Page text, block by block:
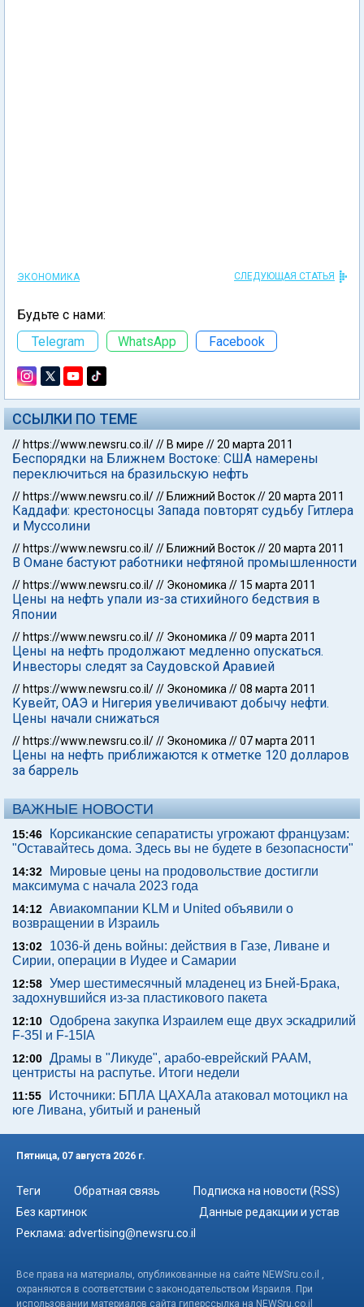
ЭКОНОМИКА СЛЕДУЮЩАЯ СТАТЬЯ
Будьте с нами:
Telegram
WhatsApp Facebook
ССЫЛКИ ПО ТЕМЕ
// https://www.newsru.co.il/// В мире //20 марта 2011
Беспорядки на Ближнем Востоке: США намерены
переключиться на бразильскую нефть
// https://www.newsru.co.il/// Ближний Восток//20 марта 2011
Каддафи: крестоносцы Запада повторят судьбу Гитлера
и Муссолини
// https://www.newsru.co.il/// Ближний Восток//20 марта 2011
В Омане бастуют работники нефтяной промышленности
// https://www.newsru.co.il/// Экономика // 15 марта 2011
Цены на нефть упали из-за стихийного бедствия в
Японии
// https://www.newsru.co.il/// Экономика //09 марта 2011
Цены на нефть продолжают медленно опускаться.
Инвесторы следят за Саудовской Аравией
// https://www.newsru.co.il/// Экономика //08 марта 2011
Кувейт, ОАЭ и Нигерия увеличивают добычу нефти.
Цены начали снижаться
// https://www.newsru.co.il/// Экономика //07 марта 2011
Цены на нефть приближаются к отметке 120 долларов
за баррель
ВАЖНЫЕ НОВОСТИ
15:46
Корсиканские сепаратисты угрожают французам:
"Оставайтесь дома. Здесь вы не будете в безопасности"
14:32
Мировые цены на продовольствие достигли
максимума с начала 2023 года
14:12 Авиакомпании KLM и United объявили о
возвращении в Израиль
13:02
1036-й день войны: действия в Газе, Ливане и
Сирии, операции в Иудее и Самарии
12:58 Умер шестимесячный младенец из Бней-Брака,
задохнувшийся из-за пластикового пакета
12:10 Одобрена закупка Израилем еще двух эскадрилий
F-35I и F-15IA
12:00 Драмы в "Ликуде", арабо-еврейский РААМ,
центристы на распутье. Итоги недели
11:55
Источники: БПЛА ЦАХАЛа атаковал мотоцикл на
юге Ливана, убитый и раненый
Пятница, 07 августа 2026 г.
Теги Обратная связь
Подписка на новости (RSS)
Без картинок
Данные редакции и устав
Реклама: advertising@newsru.co.il
Все права на материалы, опубликованные на сайте NEWSru.co.il ,
охраняются в соответствии с законодательством Израиля. При
использовании материалов сайта гиперссылка на NEWSru.co.il